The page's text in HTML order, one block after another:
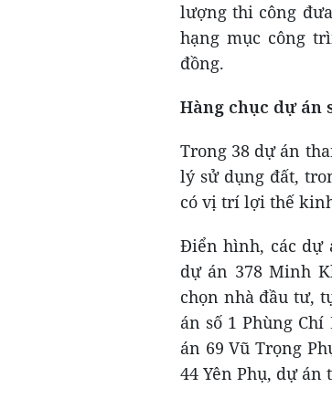
lượng thi công
hạng mục công
đồng.
Hàng chục dự án
Trong 38 dự án
lý sử dụng đất,
có vị trí lợi thế
Điển hình, các dự
dự án 378 Minh
chọn nhà đầu tư,
án số 1 Phùng
án 69 Vũ Trọng
44 Yên Phụ, dự án